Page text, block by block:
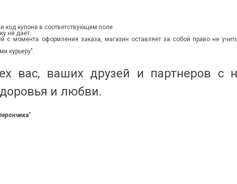
код купона в соответствующем поле.
не дает.
момента оформления заказа, магазин оставляет за собой право не
курьеру".
вас, ваших друзей и партнеров с
и любви.